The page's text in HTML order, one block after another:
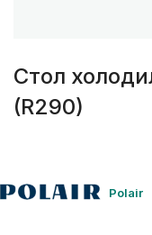
Стол
(R290)
Polair